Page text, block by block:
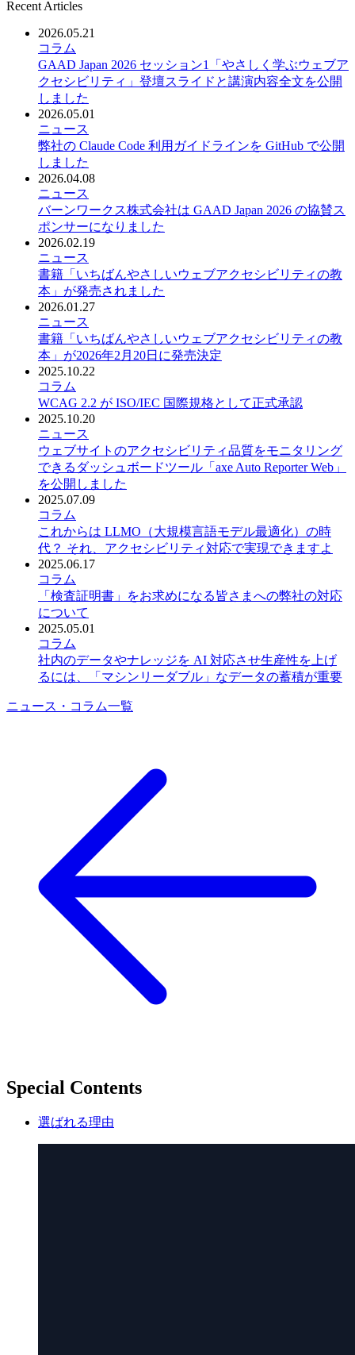
Recent Articles
2026.05.21
コラム
GAAD Japan 2026 セッション1「やさしく学ぶウェブア
クセシビリティ」登壇スライドと講演内容全文を公開
しました
2026.05.01
ニュース
弊社の Claude Code 利用ガイドラインを GitHub で公開
しました
2026.04.08
ニュース
バーンワークス株式会社は GAAD Japan 2026 の協賛ス
ポンサーになりました
2026.02.19
ニュース
書籍「いちばんやさしいウェブアクセシビリティの教
本」が発売されました
2026.01.27
ニュース
書籍「いちばんやさしいウェブアクセシビリティの教
本」が2026年2月20日に発売決定
2025.10.22
コラム
WCAG 2.2 が ISO/IEC 国際規格として正式承認
2025.10.20
ニュース
ウェブサイトのアクセシビリティ品質をモニタリング
できるダッシュボードツール「axe Auto Reporter Web」
を公開しました
2025.07.09
コラム
これからは LLMO（大規模言語モデル最適化）の時
代？ それ、アクセシビリティ対応で実現できますよ
2025.06.17
コラム
「検査証明書」をお求めになる皆さまへの弊社の対応
について
2025.05.01
コラム
社内のデータやナレッジを AI 対応させ生産性を上げ
るには、「マシンリーダブル」なデータの蓄積が重要
ニュース・コラム一覧
Special Contents
選ばれる理由